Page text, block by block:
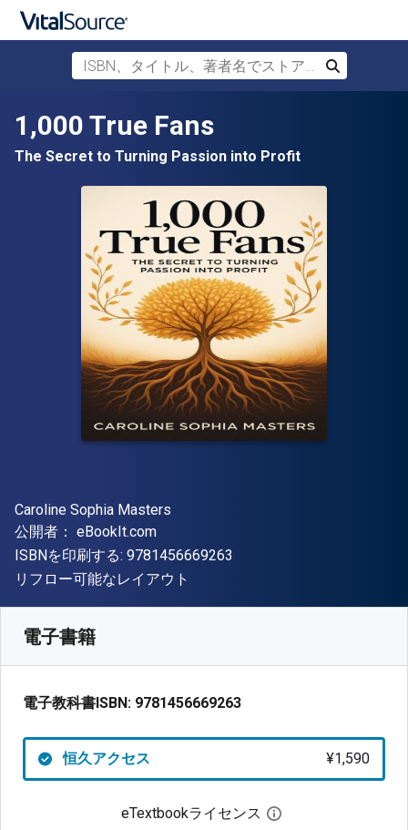
ISBN、タイトル、著者名でストアを検索
検索
1,000 True Fans
The Secret to Turning Passion into Profit
著者
Caroline Sophia Masters
出版社
公開者： eBookIt.com
ISBNを印刷する: 9781456669263
形式
リフロー可能なレイアウト
電子書籍
電子教科書ISBN: 9781456669263
恒久アクセス ¥1,590
eTextbookライセンス デジタルライセン